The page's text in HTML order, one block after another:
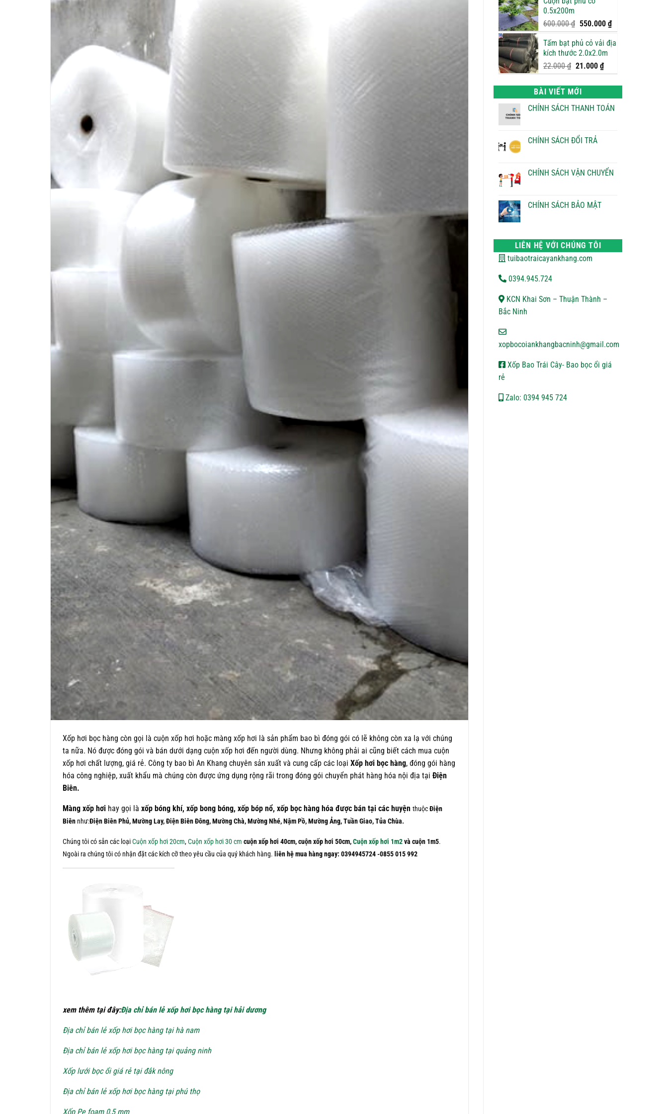
Xốp hơi bọc hàng còn gọi là cuộn xốp hơi hoặc màng xốp hơi là sản phẩm bao bì đóng gói có lẽ không còn xa lạ với chúng
ta nữa. Nó được đóng gói và bán dưới dạng cuộn xốp hơi đến người dùng. Nhưng không phải ai cũng biết cách mua cuộn
xốp hơi chất lượng, giá rẻ. Công ty bao bì An Khang chuyên sản xuất và cung cấp các loại Xốp hơi bọc hàng, đóng gói hàng
hóa công nghiệp, xuất khẩu mà chúng còn được ứng dụng rộng rãi trong đóng gói chuyển phát hàng hóa nội địa tại Điện
Biên.
Màng xốp hơi hay gọi là xốp bóng khí, xốp bong bóng, xốp bóp nổ, xốp bọc hàng hóa được bán tại các huyện thuộcĐiện
Biênnhư:Điện Biên Phủ, Mường Lay, Điện Biên Đông, Mường Chà, Mường Nhé, Nậm Pồ, Mường Ảng, Tuần Giao, Tủa Chùa.
Chúng tôi có sẵn các loạiCuộn xốp hơi 20cm,Cuộn xốp hơi 30 cm cuộn xốp hơi 40cm, cuộn xốp hơi 50cm,Cuộn xốp hơi 1m2và cuộn 1m5.
Ngoài ra chúng tôi có nhận đặt các kích cỡ theo yêu cầu của quý khách hàng. liên hệ mua hàng ngay: 0394945724 -0855 015 992
xem thêm tại đây:Địa chỉ bán lẻ xốp hơi bọc hàng tại hải dương
Địa chỉ bán lẻ xốp hơi bọc hàng tại hà nam
Địa chỉ bán lẻ xốp hơi bọc hàng tại quảng ninh
Xốp lưới bọc ổi giá rẻ tại đắk nông
Địa chỉ bán lẻ xốp hơi bọc hàng tại phú thọ
Xốp Pe foam 0,5 mm
700.000 ₫.
0.5x200m
600.000₫ Giá
gốc
là:
600.000 ₫.
550.000 ₫Giá
hiện
tại
Tấm bạt phủ cỏ vải địa
kích thước 2.0x2.0m
22.000₫ Giá
gốc
là:
22.000 ₫.
21.000 ₫Giá
hiện
tại
là:
21.000 ₫.
BÀI VIẾT MỚI
CHÍNH SÁCH THANH TOÁN
luận
ở
TOÁN
CHÍNH SÁCH ĐỔI TRẢ
luận
ở
TRẢ
CHÍNH SÁCH VẬN CHUYỂN
luận
ởCHÍNH SÁCH BẢO MẬT
ở
CHÍNH
SÁCH
BẢO
LIÊN HỆ VỚI CHÚNG TÔI
tuibaotraicayankhang.com
0394.945.724
KCN Khai Sơn – Thuận Thành –
Bắc Ninh
xopbocoiankhangbacninh@gmail.com
Xốp Bao Trái Cây- Bao bọc ổi giá
rẻ
Zalo: 0394 945 724